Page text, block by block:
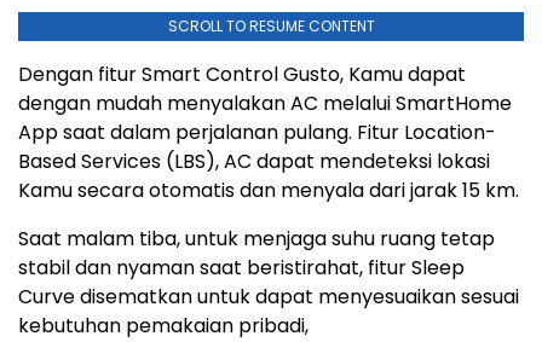
SCROLL TO RESUME CONTENT
Dengan fitur Smart Control Gusto, Kamu dapat
dengan mudah menyalakan AC melalui SmartHome
App saat dalam perjalanan pulang. Fitur Location-
Based Services (LBS), AC dapat mendeteksi lokasi
Kamu secara otomatis dan menyala dari jarak 15 km.
Saat malam tiba, untuk menjaga suhu ruang tetap
stabil dan nyaman saat beristirahat, fitur Sleep
Curve disematkan untuk dapat menyesuaikan sesuai
kebutuhan pemakaian pribadi,